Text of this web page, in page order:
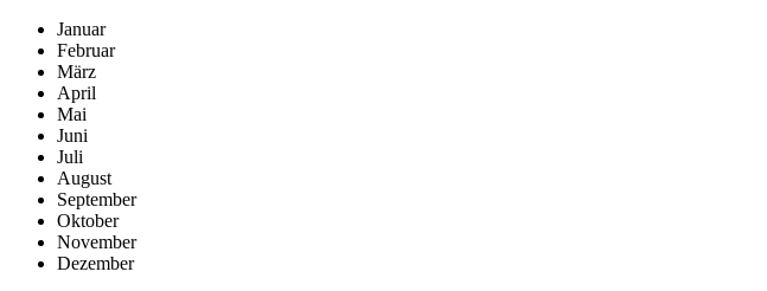
Januar
Februar
März
April
Mai
Juni
Juli
August
September
Oktober
November
Dezember